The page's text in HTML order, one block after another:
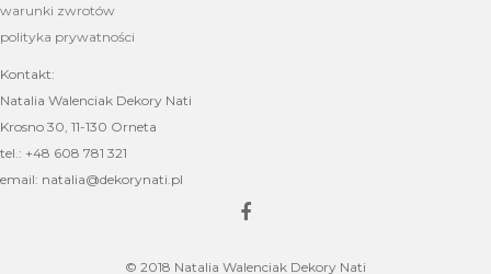
warunki zwrotów
polityka prywatności
Kontakt:
Natalia Walenciak Dekory Nati
Krosno 30, 11-130 Orneta
tel.: +48 608 781 321
email: natalia@dekorynati.pl
© 2018 Natalia Walenciak Dekory Nati